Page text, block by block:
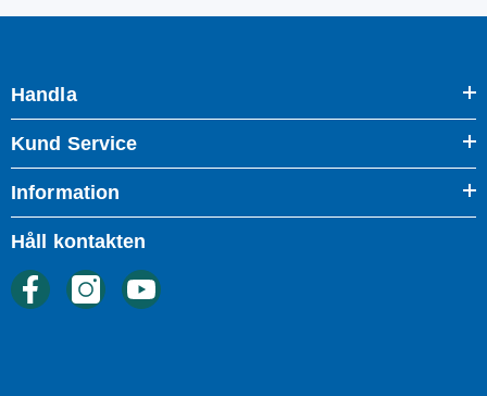
Handla
Kund Service
Information
Håll kontakten